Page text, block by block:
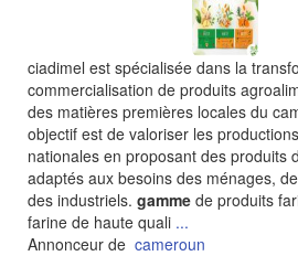
ciadimel est spécialisée dans la
commercialisation de produits
des matières premières locales du
objectif est de valoriser les
nationales en proposant des produits
adaptés aux besoins des ménages,
des industriels. gamme de produits
farine de haute quali ...
Annonceur de cameroun